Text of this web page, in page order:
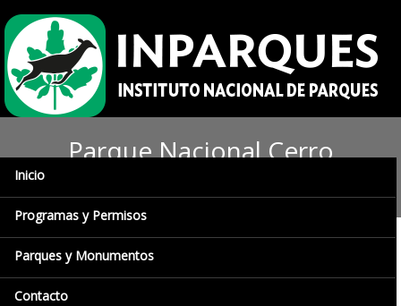
Inicio
Programas y Permisos
Parques y Monumentos
Contacto
Parque Nacional Cerro
El Parque Nacional Yapacana fue decretado el 12 de
diciembre de 1978, Gaceta Oficial 2.417-E de fecha 07 de
marzo de 1979. Abarca una superficie de 320.0000 has